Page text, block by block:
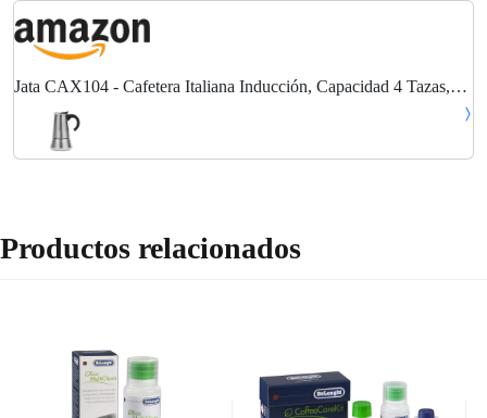
Jata CAX104 - Cafetera Italiana Inducción, Capacidad 4 Tazas,
Productos relacionados